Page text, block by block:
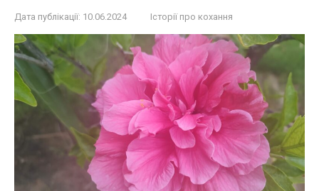
Дата публікації: 10.06.2024 Історії про кохання